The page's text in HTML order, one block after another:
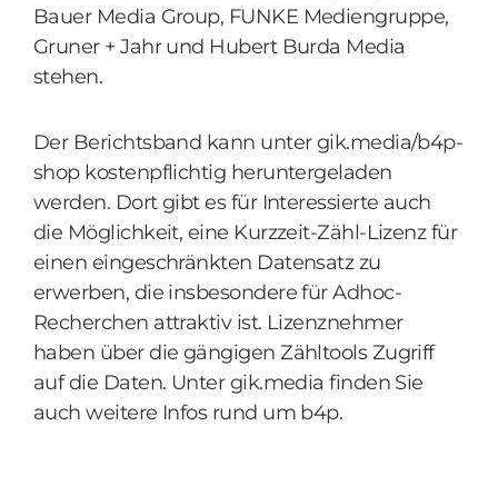
Bauer Media Group, FUNKE Mediengruppe,
Gruner + Jahr und Hubert Burda Media
stehen.
Der Berichtsband kann unter gik.media/b4p-
shop kostenpflichtig heruntergeladen
werden. Dort gibt es für Interessierte auch
die Möglichkeit, eine Kurzzeit-Zähl-Lizenz für
einen eingeschränkten Datensatz zu
erwerben, die insbesondere für Adhoc-
Recherchen attraktiv ist. Lizenznehmer
haben über die gängigen Zähltools Zugriff
auf die Daten. Unter gik.media finden Sie
auch weitere Infos rund um b4p.